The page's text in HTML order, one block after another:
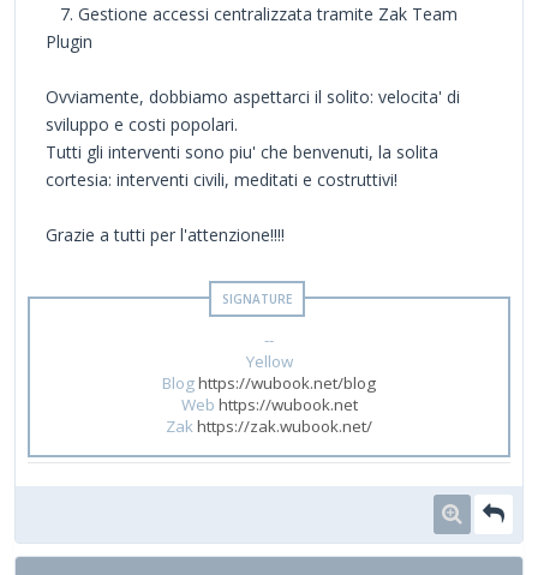
7. Gestione accessi centralizzata tramite Zak Team
Plugin
Ovviamente, dobbiamo aspettarci il solito: velocita' di
sviluppo e costi popolari.
Tutti gli interventi sono piu' che benvenuti, la solita
cortesia: interventi civili, meditati e costruttivi!
Grazie a tutti per l'attenzione!!!!
--
Yellow
Bloghttps://wubook.net/blog
Web https://wubook.net
Zakhttps://zak.wubook.net/